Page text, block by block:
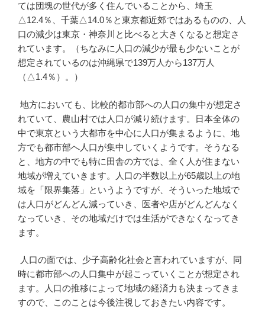
ては団塊の世代が多く住んでいることから、埼玉
△12.4％、千葉△14.0％と東京都近郊ではあるものの、人
口の減少は東京・神奈川と比べると大きくなると想定さ
れています。（ちなみに人口の減少が最も少ないことが
想定されているのは沖縄県で139万人から137万人
（△1.4％）。）
地方においても、比較的都市部への人口の集中が想定さ
れていて、農山村では人口が減り続けます。日本全体の
中で東京という大都市を中心に人口が集まるように、地
方でも都市部へ人口が集中していくようです。そうなる
と、地方の中でも特に田舎の方では、全く人が住まない
地域が増えていきます。人口の半数以上が65歳以上の地
域を「限界集落」というようですが、そういった地域で
は人口がどんどん減っていき、医者や店がどんどんなく
なっていき、その地域だけでは生活ができなくなってき
ます。
人口の面では、少子高齢化社会と言われていますが、同
時に都市部への人口集中が起こっていくことが想定され
ます。人口の推移によって地域の経済力も決まってきま
すので、このことは今後注視しておきたい内容です。